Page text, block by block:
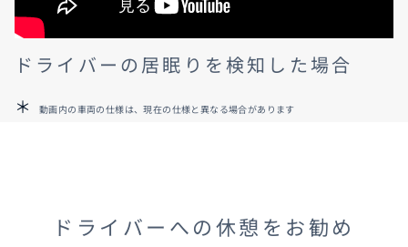
ドライバーの居眠りを検知した場合
動画内の車両の仕様は、現在の仕様と異なる場合があります
ドライバーへの休憩をお勧め